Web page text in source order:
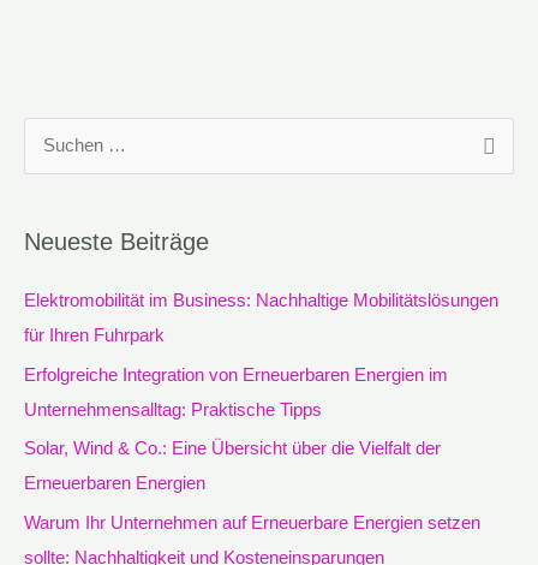
h
e
n
Neueste Beiträge
Elektromobilität im Business: Nachhaltige Mobilitätslösungen
für Ihren Fuhrpark
Erfolgreiche Integration von Erneuerbaren Energien im
Unternehmensalltag: Praktische Tipps
Solar, Wind & Co.: Eine Übersicht über die Vielfalt der
Erneuerbaren Energien
Warum Ihr Unternehmen auf Erneuerbare Energien setzen
sollte: Nachhaltigkeit und Kosteneinsparungen